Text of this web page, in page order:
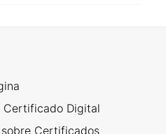
Certificado Digital
Certificados